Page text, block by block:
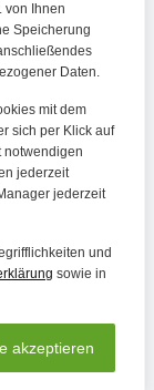
von Ihnen
Speicherung
Daten.
mit dem
sich per Klick auf
notwendigen
jederzeit
jederzeit
und
sowie in
akzeptieren